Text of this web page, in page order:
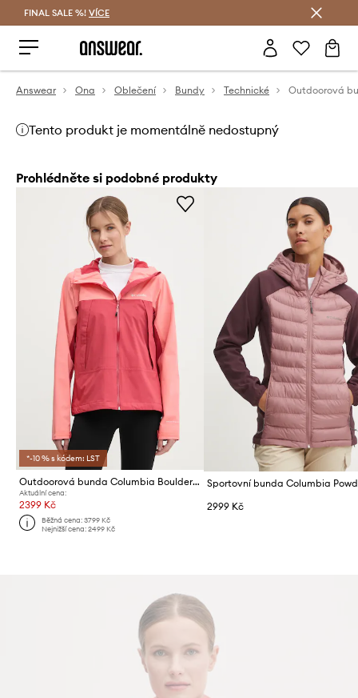
FINAL SALE %! VÍCE
Answear Ona Oblečení Bundy Technické
Tento produkt je momentálně nedostupný
Prohlédněte si podobné produkty
*-10 % s kódem: LST
Outdoorová bunda Columbia Boulder Falls
Aktuální cena:
2399 Kč
Běžná cena:3799 Kč
Nejnižší cena:2499 Kč
2999 Kč